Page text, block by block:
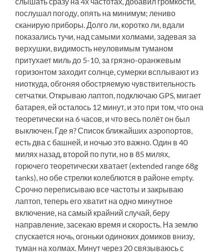
послушал погоду, опять на минимум; лениво
сканирую приборы. Долго ли, коротко ли, вдали
показались тучи, над самыми холмами, задевая за
верхушки, видимость неуловимым туманом
притухает миль до 5-10, за грязно-оранжевым
горизонтом заходит солнце, сумерки всплывают из
ниоткуда, обгоняя обостряемую чувствительность
сетчатки. Открываю лаптоп, подключаю GPS, мигает
батарея, ей осталось 12 минут, и это при том, что она
теоретически на 6 часов, и что весь полёт он был
выключен. Где я? Список ближайших аэропортов,
есть два с башней, и ночью это важно. Один в 40
милях назад, второй по пути, но в 85 милях,
горючего теоретически хватает (extended range 68g
tanks), но обе стрелки колеблются в районе empty.
Срочно переписываю все частоты и закрываю
лаптоп, теперь его хватит на одно минутное
включение, на самый крайний случай, беру
направление, засекаю время и скорость. На землю
спускается ночь, огоньки одиноких домиков внизу,
туман на холмах. Минут через 20 связываюсь с